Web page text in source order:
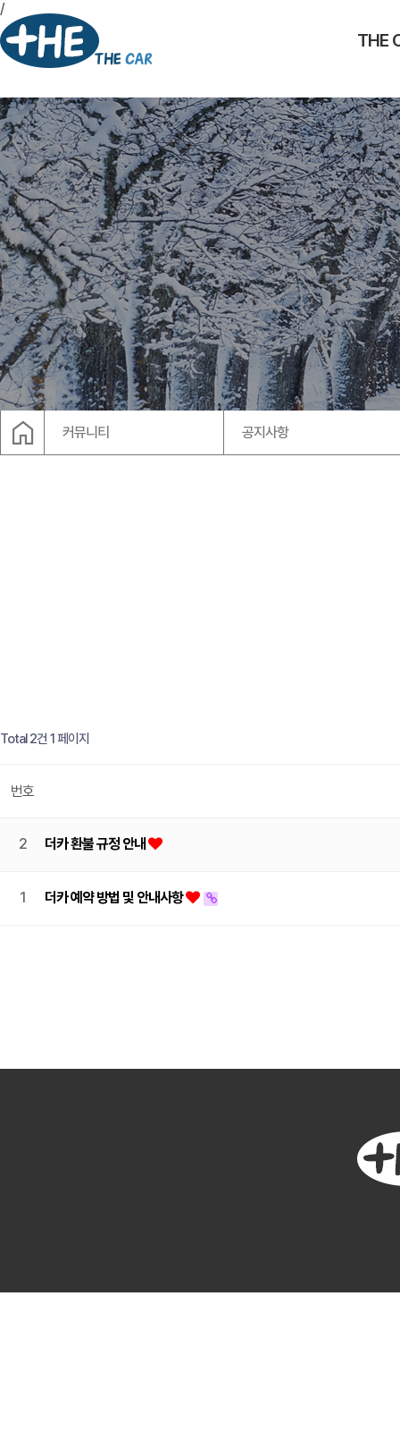
/
THE
home 커뮤니티 공지사항
Total 2건 1 페이지
번호
2 더카 환불 규정 안내
1 더카 예약 방법 및 안내사항